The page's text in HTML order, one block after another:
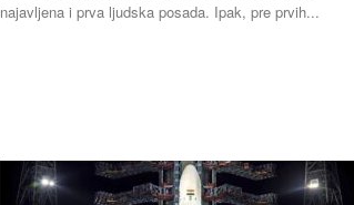
najavljena i prva ljudska posada. Ipak, pre prvih...